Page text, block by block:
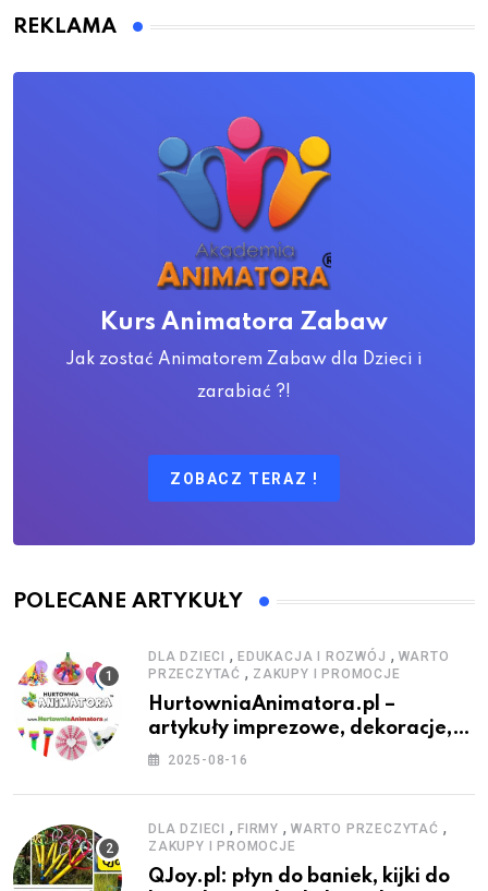
REKLAMA
Kurs Animatora Zabaw
Jak zostać Animatorem Zabaw dla Dzieci i
zarabiać ?!
ZOBACZ TERAZ !
POLECANE ARTYKUŁY
DLA DZIECI , EDUKACJA I ROZWÓJ , WARTO
PRZECZYTAĆ , ZAKUPY I PROMOCJE
HurtowniaAnimatora.pl –
artykuły imprezowe, dekoracje,
stroje i akcesoria dla animatorów
2025-08-16
DLA DZIECI , FIRMY , WARTO PRZECZYTAĆ ,
ZAKUPY I PROMOCJE
QJoy.pl: płyn do baniek, kijki do